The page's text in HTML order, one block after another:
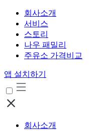
회사소개
서비스
스토리
나우 패밀리
주유소 가격비교
앱 설치하기
회사소개